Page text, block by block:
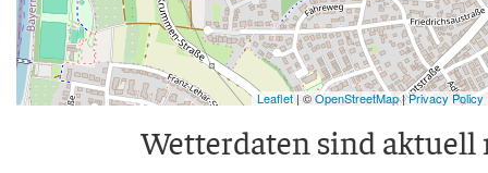
Leaflet| ©OpenStreetMap|Privacy Policy
Wet­ter­da­ten sind